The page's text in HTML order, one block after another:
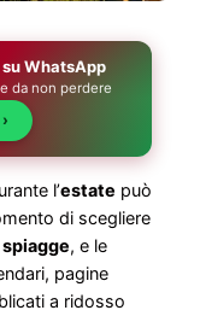
WhatsApp
da non perdere
l’estate può
di scegliere
spiagge, e le
pagine
a ridosso